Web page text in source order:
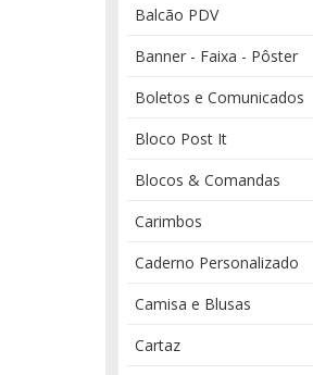
Balcão PDV
Banner - Faixa - Pôster
Boletos e Comunicados
Bloco Post It
Blocos & Comandas
Carimbos
Caderno Personalizado
Camisa e Blusas
Cartaz